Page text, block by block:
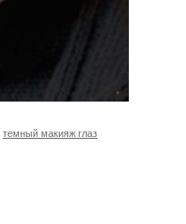
темный макияж глаз